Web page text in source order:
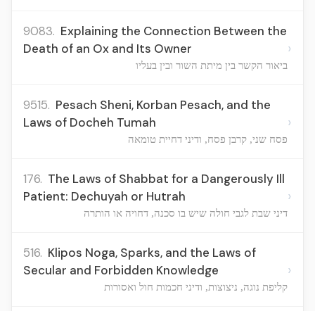
9083. Explaining the Connection Between the
Death of an Ox and Its Owner
ביאור הקשר בין מיתת השור ובין בעליו
›
9515. Pesach Sheni, Korban Pesach, and the
Laws of Docheh Tumah
פסח שני, קרבן פסח, ודיני דחיית טומאה
›
176. The Laws of Shabbat for a Dangerously Ill
Patient: Dechuyah or Hutrah
דיני שבת לגבי חולה שיש בו סכנה, דחויה או הותרה
›
516. Klipos Noga, Sparks, and the Laws of
Secular and Forbidden Knowledge
קליפת נוגה, ניצוצות, ודיני חכמות חול ואסורות
›